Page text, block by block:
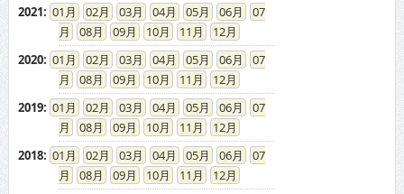
2021: 01 02 03 04 05 06
07
08
09 10 11
12
2020: 01 02 03 04 05 06
07
08
09 10 11
12
2019: 01 02 03 04 05 06
07
08
09 10 11
12
2018: 01 02 03 04 05 06
07
08
09 10 11
12